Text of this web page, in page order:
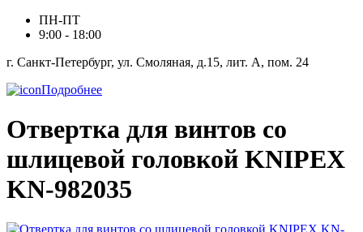
ПН-ПТ
9:00 - 18:00
г. Санкт-Петербург, ул. Смоляная, д.15, лит. А, пом. 24
Подробнее
Отвертка для винтов со
шлицевой головкой KNIPEX
KN-982035